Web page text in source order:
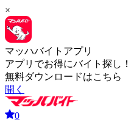
×
マッハバイトアプリ
アプリでお得にバイト探し！
無料ダウンロードはこちら
開く
0